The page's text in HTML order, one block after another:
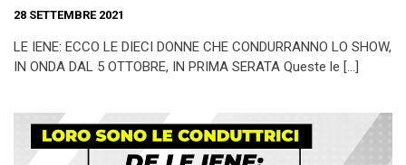
28 SETTEMBRE 2021
LE IENE: ECCO LE DIECI DONNE CHE CONDURRANNO LO SHOW,
IN ONDA DAL 5 OTTOBRE, IN PRIMA SERATA Queste le […]